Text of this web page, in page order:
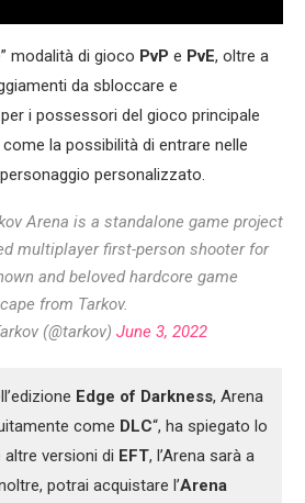
modalità di gioco PvP e PvE, oltre a
da sbloccare e
i possessori del gioco principale
come la possibilità di entrare nelle
personalizzato.
Arena is a standalone game project
multiplayer first-person shooter for
and beloved hardcore game
from Tarkov.
(@tarkov) June 3, 2022
Edge of Darkness, Arena
come DLC“, ha spiegato lo
altre versioni di EFT, l’Arena sarà a
potrai acquistare l’Arena